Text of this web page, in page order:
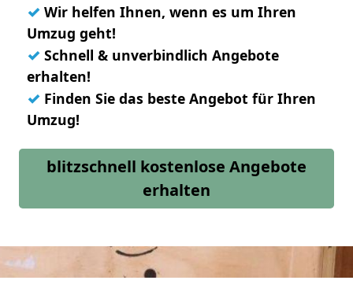
✓ Wir helfen Ihnen, wenn es um Ihren
Umzug geht!
✓ Schnell & unverbindlich Angebote
erhalten!
✓ Finden Sie das beste Angebot für Ihren
Umzug!
blitzschnell kostenlose Angebote
erhalten